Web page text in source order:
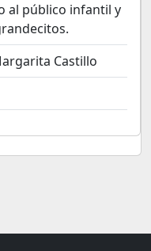
al público infantil y
Castillo